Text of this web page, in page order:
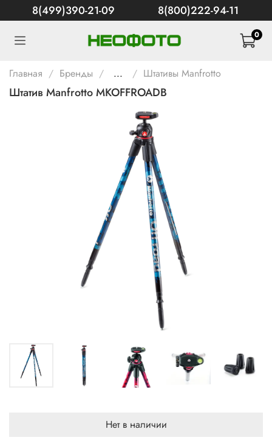
8(499)390-21-09 8(800)222-94-11
0
Главная Бренды ... Штативы Manfrotto
Штатив Manfrotto MKOFFROADB
Нет в наличии